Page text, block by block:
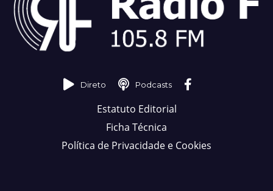
Direto Podcasts
Estatuto Editorial
Ficha Técnica
Política de Privacidade e Cookies